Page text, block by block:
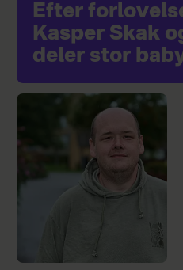
Efter
Kasper Skak
deler stor